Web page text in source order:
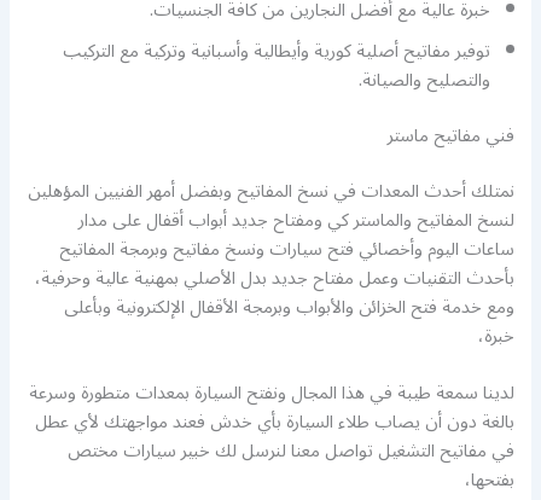
خبرة عالية مع أفضل النجارين من كافة الجنسيات.
توفير مفاتيح أصلية كورية وأيطالية وأسبانية وتركية مع التركيب
والتصليح والصيانة.
فني مفاتيح ماستر
نمتلك أحدث المعدات في نسخ المفاتيح وبفضل أمهر الفنيين المؤهلين
لنسخ المفاتيح والماستر كي ومفتاح جديد أبواب أقفال على مدار
ساعات اليوم وأخصائي فتح سيارات ونسخ مفاتيح وبرمجة المفاتيح
بأحدث التقنيات وعمل مفتاح جديد بدل الأصلي بمهنية عالية وحرفية،
ومع خدمة فتح الخزائن والأبواب وبرمجة الأقفال الإلكترونية وبأعلى
خبرة،
لدينا سمعة طيبة في هذا المجال ونفتح السيارة بمعدات متطورة وسرعة
بالغة دون أن يصاب طلاء السيارة بأي خدش فعند مواجهتك لأي عطل
في مفاتيح التشغيل تواصل معنا لنرسل لك خبير سيارات مختص
بفتحها،